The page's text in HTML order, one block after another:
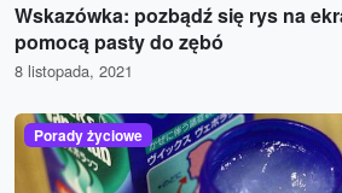
Wskazówka: pozbądź się rys na
pomocą pasty do zębó
8 listopada, 2021
Porady życiowe